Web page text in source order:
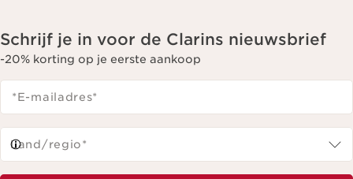
Schrijf je in voor de Clarins nieuwsbrief
-20% korting op je eerste aankoop
*E-mailadres*
Land/regio*